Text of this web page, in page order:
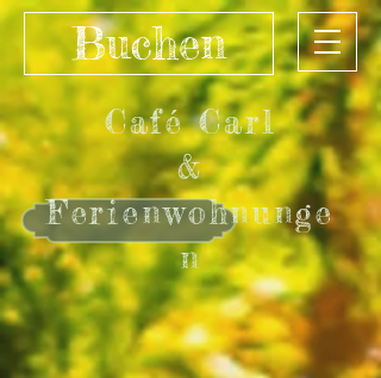
Buchen
Café Carl
&
Ferienwohnunge
n